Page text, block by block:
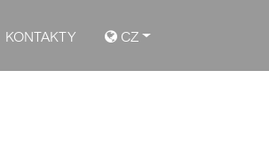
KONTAKTY CZ